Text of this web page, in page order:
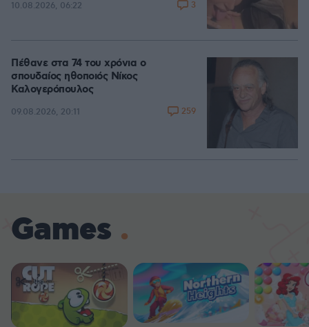
10.08.2026, 06:22 3
Πέθανε στα 74 του χρόνια ο
σπουδαίος ηθοποιός Νίκος
Καλογερόπουλος
09.08.2026, 20:11 259
Games